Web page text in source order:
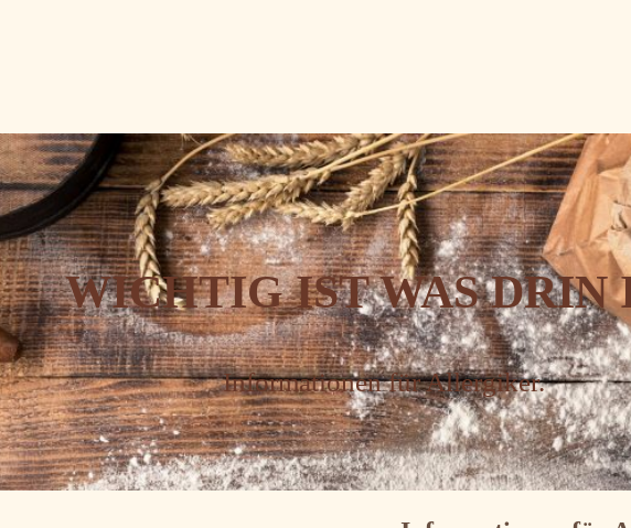
WICHTIG IST WAS DRIN
Informationen für Allergiker.